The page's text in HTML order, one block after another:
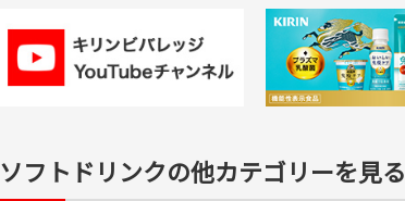
ソフトドリンクの他カテゴリーを見る